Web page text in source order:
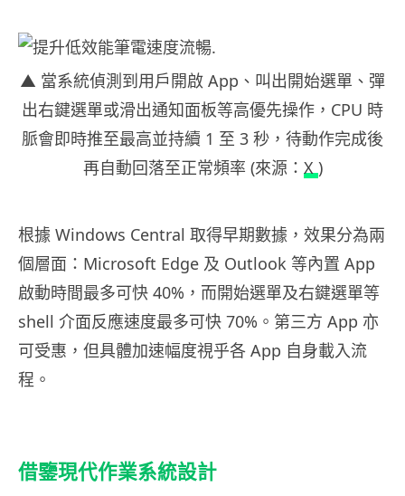
▲ 當系統偵測到用戶開啟 App、叫出開始選單、彈
出右鍵選單或滑出通知面板等高優先操作，CPU 時
脈會即時推至最高並持續 1 至 3 秒，待動作完成後
再自動回落至正常頻率 (來源： X)
根據 Windows Central 取得早期數據，效果分為兩
個層面：Microsoft Edge 及 Outlook 等內置 App
啟動時間最多可快 40%，而開始選單及右鍵選單等
shell 介面反應速度最多可快 70%。第三方 App 亦
可受惠，但具體加速幅度視乎各 App 自身載入流
程。
借鑒現代作業系統設計